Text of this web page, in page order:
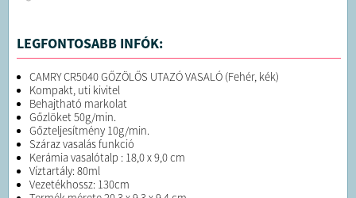
LEGFONTOSABB INFÓK:
CAMRY CR5040 GŐZÖLŐS UTAZÓ VASALÓ (Fehér, kék)
Kompakt, uti kivitel
Behajtható markolat
Gőzlöket 50g/min.
Gőzteljesítmény 10g/min.
Száraz vasalás funkció
Kerámia vasalótalp : 18,0 x 9,0 cm
Víztartály: 80ml
Vezetékhossz: 130cm